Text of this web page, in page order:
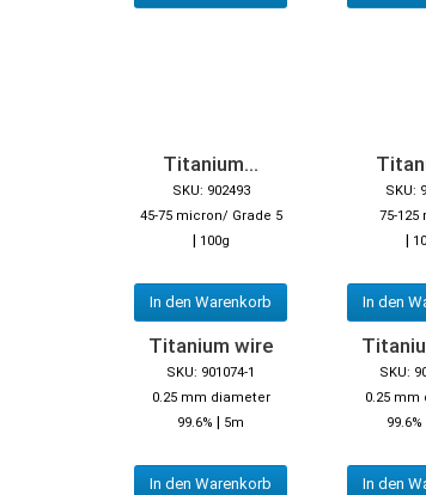
Titanium...
SKU: 902493
45-75 micron/ Grade 5
| 100g
In den Warenkorb
SKU:
75-125
|
In den
Titanium wire
SKU: 901074-1
0.25 mm diameter
99.6% | 5m
In den Warenkorb
SKU:
0.25 mm
99.6%
In den